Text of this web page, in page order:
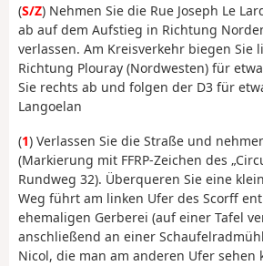
(S/Z) Nehmen Sie die Rue Joseph Le
ab auf dem Aufstieg in Richtung
verlassen. Am Kreisverkehr biegen Sie
Richtung Plouray (Nordwesten) für
Sie rechts ab und folgen der D3 für
Langoelan
(1) Verlassen Sie die Straße und
(Markierung mit FFRP-Zeichen des
Rundweg 32). Überqueren Sie eine
Weg führt am linken Ufer des Scorff
ehemaligen Gerberei (auf einer Tafel
anschließend an einer
Nicol, die man am anderen Ufer sehen